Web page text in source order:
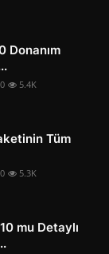
Donanım
0 5.4K
Tüm
0 5.3K
mu Detaylı